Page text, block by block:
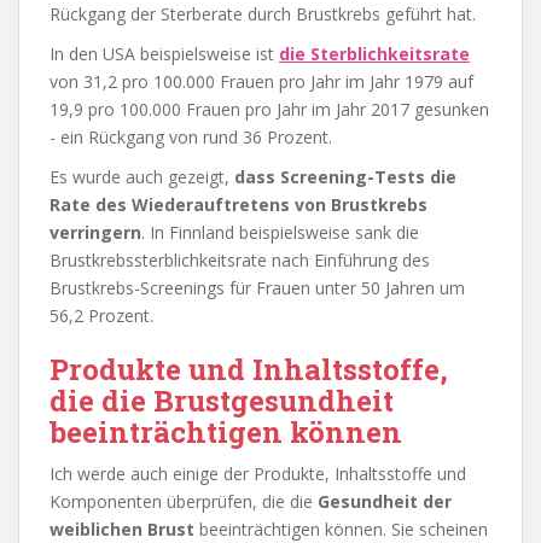
Rückgang der Sterberate durch Brustkrebs geführt hat.
In den USA beispielsweise ist die Sterblichkeitsrate
von 31,2 pro 100.000 Frauen pro Jahr im Jahr 1979 auf
19,9 pro 100.000 Frauen pro Jahr im Jahr 2017 gesunken
- ein Rückgang von rund 36 Prozent.
Es wurde auch gezeigt, dass Screening-Tests die
Rate des Wiederauftretens von Brustkrebs
verringern. In Finnland beispielsweise sank die
Brustkrebssterblichkeitsrate nach Einführung des
Brustkrebs-Screenings für Frauen unter 50 Jahren um
56,2 Prozent.
Produkte und Inhaltsstoffe,
die die Brustgesundheit
beeinträchtigen können
Ich werde auch einige der Produkte, Inhaltsstoffe und
Komponenten überprüfen, die die Gesundheit der
weiblichen Brust beeinträchtigen können. Sie scheinen